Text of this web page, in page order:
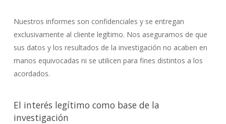
Nuestros informes son confidenciales y se entregan
exclusivamente al cliente legítimo. Nos aseguramos de que
sus datos y los resultados de la investigación no acaben en
manos equivocadas ni se utilicen para fines distintos a los
acordados.
El interés legítimo como base de la
investigación